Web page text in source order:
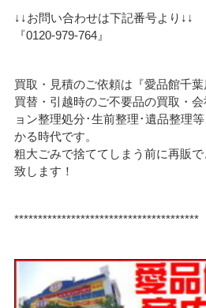
↓↓お問い合わせは下記番号より↓↓
『0120-979-764』
買取・見積のご依頼は『愛品館千葉
買替・引越時のご不要品の買取・
ョン整理処分･生前整理･遺品整理
かる時代です。
粗大ごみで捨ててしまう前に再販
致します！
***************************************